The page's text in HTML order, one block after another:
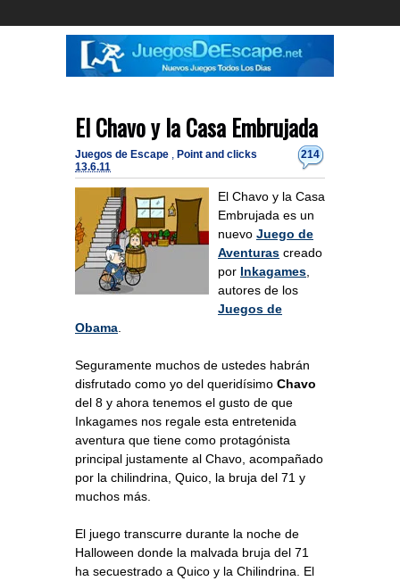
El Chavo y la Casa Embrujada
214
Juegos de Escape , Point and clicks
13.6.11
El Chavo y la Casa
Embrujada es un
nuevo Juego de
Aventuras creado
por Inkagames,
autores de los
Juegos de
Obama.
Seguramente muchos de ustedes habrán
disfrutado como yo del queridísimo Chavo
del 8 y ahora tenemos el gusto de que
Inkagames nos regale esta entretenida
aventura que tiene como protagónista
principal justamente al Chavo, acompañado
por la chilindrina, Quico, la bruja del 71 y
muchos más.
El juego transcurre durante la noche de
Halloween donde la malvada bruja del 71
ha secuestrado a Quico y la Chilindrina. El